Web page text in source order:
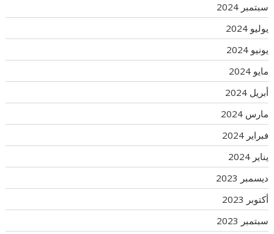
سبتمبر 2024
يوليو 2024
يونيو 2024
مايو 2024
أبريل 2024
مارس 2024
فبراير 2024
يناير 2024
ديسمبر 2023
أكتوبر 2023
سبتمبر 2023